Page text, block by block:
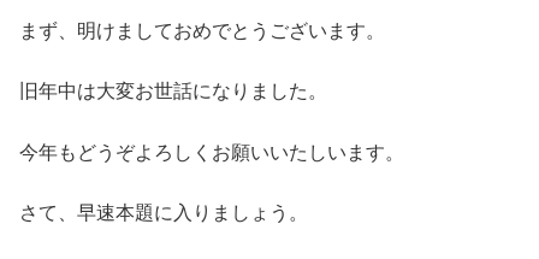
まず、明けましておめでとうございます。
旧年中は大変お世話になりました。
今年もどうぞよろしくお願いいたしいます。
さて、早速本題に入りましょう。